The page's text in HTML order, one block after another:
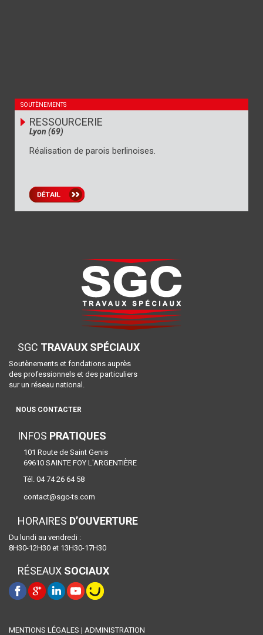
SOUTÈNEMENTS
RESSOURCERIE
Lyon (69)
Réalisation de parois berlinoises.
SGC TRAVAUX SPÉCIAUX
Soutènements et fondations auprès
des professionnels et des particuliers
sur un réseau national.
NOUS CONTACTER
INFOS PRATIQUES
101 Route de Saint Genis
69610 SAINTE FOY L'ARGENTIÈRE
Tél. 04 74 26 64 58
contact@sgc-ts.com
HORAIRES D’OUVERTURE
Du lundi au vendredi :
8H30-12H30 et 13H30-17H30
RÉSEAUX SOCIAUX
MENTIONS LÉGALES | ADMINISTRATION